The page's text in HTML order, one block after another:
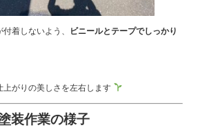
着しないよう、
ビニールとテープでしっかり
上がりの美しさを左右します
装作業の様子